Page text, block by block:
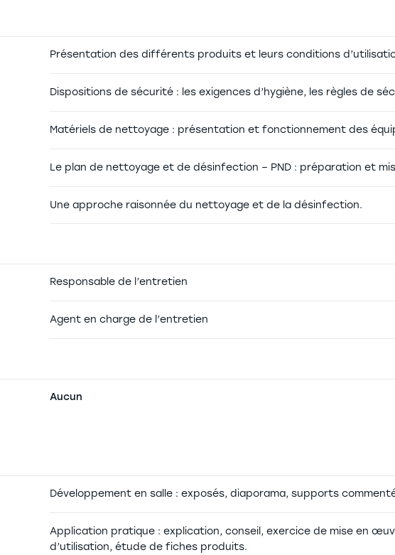
Présentation des différents produits et leurs conditions
Dispositions de sécurité : les exigences d’hygiène, les règles de
Matériels de nettoyage : présentation et fonctionnement des
Le plan de nettoyage et de désinfection – PND : préparation et
Une approche raisonnée du nettoyage et de la désinfection.
Responsable de l’entretien
Agent en charge de l’entretien
Aucun
Développement en salle : exposés, diaporama, supports
Application pratique : explication, conseil, exercice de mise en
d’utilisation, étude de fiches produits.